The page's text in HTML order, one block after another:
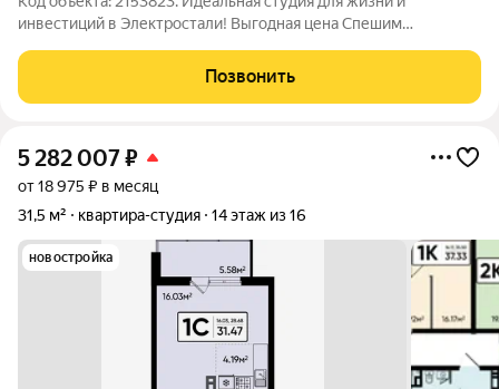
инвестиций в Электростали! Выгодная цена Спешим
цене! Это идеальное решение для тех, кто ищет комфортное
жильё без лишних затрат. Не упустите
Позвонить
5 282 007₽
от 18 975 ₽ в месяц
31,5 м²
квартира-студия 14 этаж из 16
новостройка